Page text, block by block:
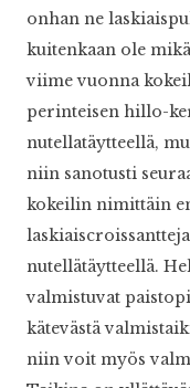
onhan ne
kuitenkaan ole
viime vuonna
perinteisen hillo-
nutellatäytteellä,
niin sanotusti
kokeilin nimittäin
nutellätäytteellä.
valmistuvat
kätevästä
niin voit myös